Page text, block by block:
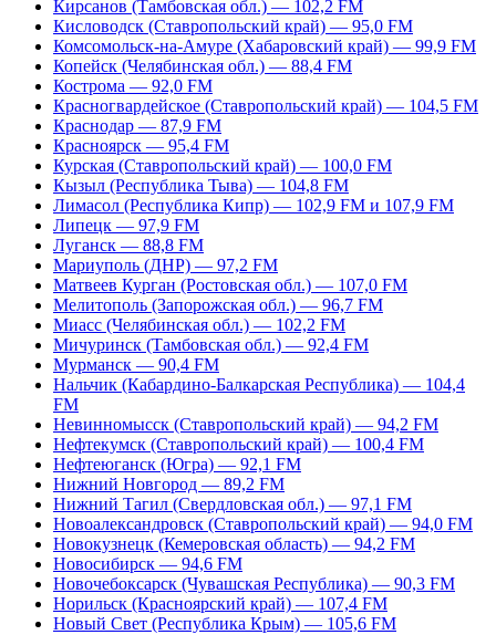
Кирсанов (Тамбовская обл.) — 102,2 FM
Кисловодск (Ставропольский край) — 95,0 FM
Комсомольск-на-Амуре (Хабаровский край) — 99,9 FM
Копейск (Челябинская обл.) — 88,4 FM
Кострома — 92,0 FM
Красногвардейское (Ставропольский край) — 104,5 FM
Краснодар — 87,9 FM
Красноярск — 95,4 FM
Курская (Ставропольский край) — 100,0 FM
Кызыл (Республика Тыва) — 104,8 FM
Лимасол (Республика Кипр) — 102,9 FM и 107,9 FM
Липецк — 97,9 FM
Луганск — 88,8 FM
Мариуполь (ДНР) — 97,2 FM
Матвеев Курган (Ростовская обл.) — 107,0 FM
Мелитополь (Запорожская обл.) — 96,7 FM
Миасс (Челябинская обл.) — 102,2 FM
Мичуринск (Тамбовская обл.) — 92,4 FM
Мурманск — 90,4 FM
Нальчик (Кабардино-Балкарская Республика) — 104,4
FM
Невинномысск (Ставропольский край) — 94,2 FM
Нефтекумск (Ставропольский край) — 100,4 FM
Нефтеюганск (Югра) — 92,1 FM
Нижний Новгород — 89,2 FM
Нижний Тагил (Свердловская обл.) — 97,1 FM
Новоалександровск (Ставропольский край) — 94,0 FM
Новокузнецк (Кемеровская область) — 94,2 FM
Новосибирск — 94,6 FM
Новочебоксарск (Чувашская Республика) — 90,3 FM
Норильск (Красноярский край) — 107,4 FM
Новый Свет (Республика Крым) — 105,6 FM